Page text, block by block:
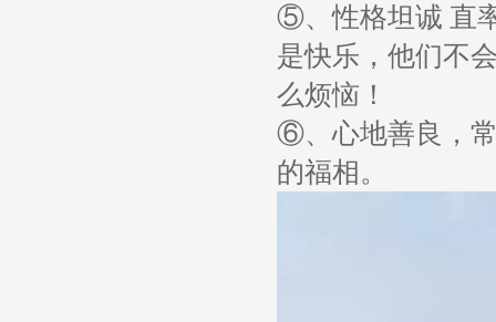
⑤、性格坦诚 直
是快乐，他们不
么烦恼！
⑥、心地善良，
的福相。